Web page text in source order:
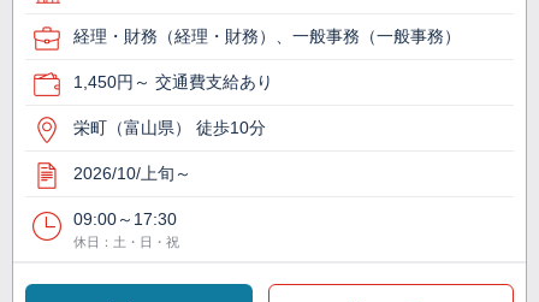
経理・財務（経理・財務）、一般事務（一般事務）
1,450円～ 交通費支給あり
栄町（富山県） 徒歩10分
2026/10/上旬～
09:00～17:30
休日：土・日・祝